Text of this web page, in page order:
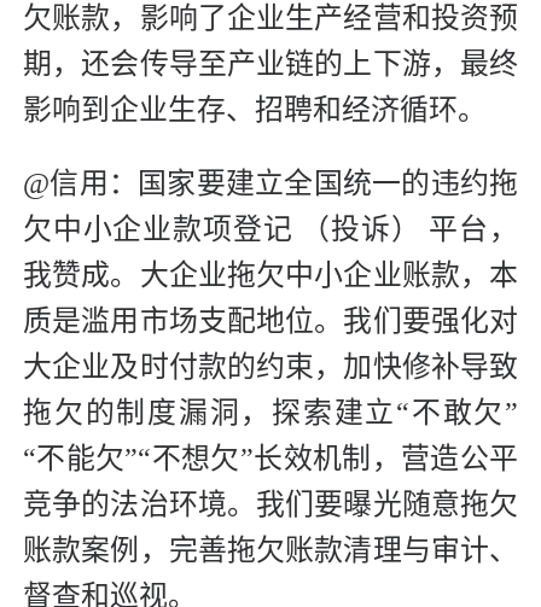
欠账款，影响了企业生产经营和投资预
期，还会传导至产业链的上下游，最终
影响到企业生存、招聘和经济循环。
@信用：国家要建立全国统一的违约拖
欠中小企业款项登记 （投诉） 平台，
我赞成。大企业拖欠中小企业账款，本
质是滥用市场支配地位。我们要强化对
大企业及时付款的约束，加快修补导致
拖欠的制度漏洞，探索建立“不敢欠”
“不能欠”“不想欠”长效机制，营造公平
竞争的法治环境。我们要曝光随意拖欠
账款案例，完善拖欠账款清理与审计、
督查和巡视。